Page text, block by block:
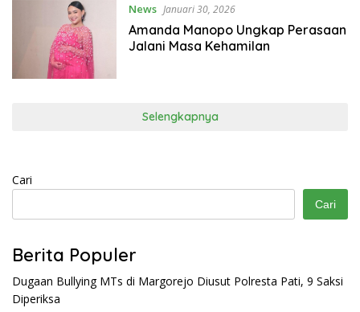
News Januari 30, 2026
Amanda Manopo Ungkap Perasaan
Jalani Masa Kehamilan
Selengkapnya
Cari
Cari
Berita Populer
Dugaan Bullying MTs di Margorejo Diusut Polresta Pati, 9 Saksi
Diperiksa